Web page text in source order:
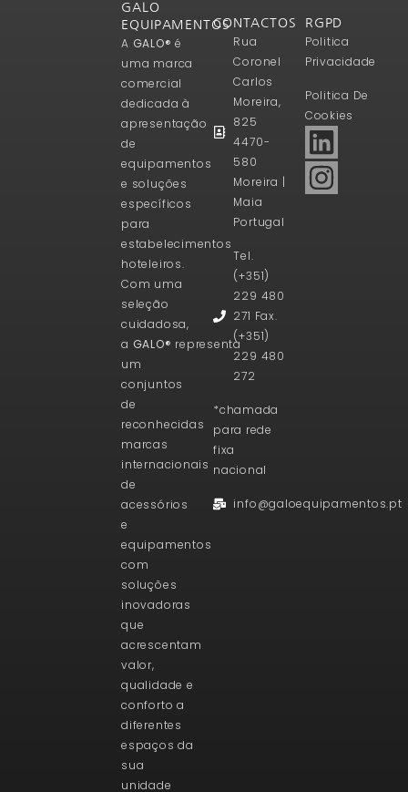
GALO
EQUIPAMENTOS
A GALO® é
uma marca
comercial
dedicada à
apresentação
de
equipamentos
e soluções
específicos
para
estabelecimentos
hoteleiros.
Com uma
seleção
cuidadosa,
a GALO® representa
um
conjuntos
de
reconhecidas
marcas
internacionais
de
acessórios
e
equipamentos
com
soluções
inovadoras
que
acrescentam
valor,
qualidade e
conforto a
diferentes
espaços da
sua
unidade
CONTACTOS
Rua
Coronel
Carlos
Moreira,
825
4470-
580
Moreira |
Maia
Portugal
Tel.
(+351)
229 480
271 Fax.
(+351)
229 480
272
*chamada
para rede
fixa
nacional
info@galoequipamentos.pt
RGPD
Politica
Privacidade
Politica De
Cookies